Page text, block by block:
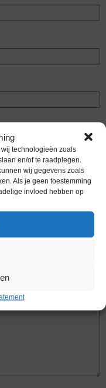
technologieën zoals
en/of te raadplegen.
wij gegevens zoals
Als je geen toestemming
invloed hebben op